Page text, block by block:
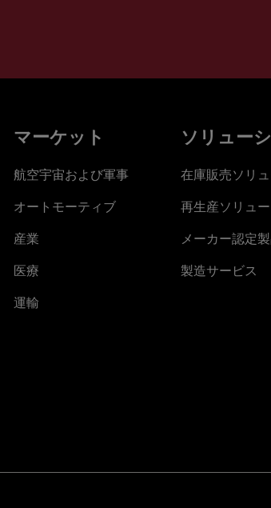
マーケット
航空宇宙および軍事
オートモーティブ
産業
医療
運輸
ソリュー
在庫販売ソリ
再生産ソリュ
メーカー認定
製造サービス